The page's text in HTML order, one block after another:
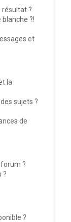
résultat ?
?!
et
la
sujets ?
de
?
?
?